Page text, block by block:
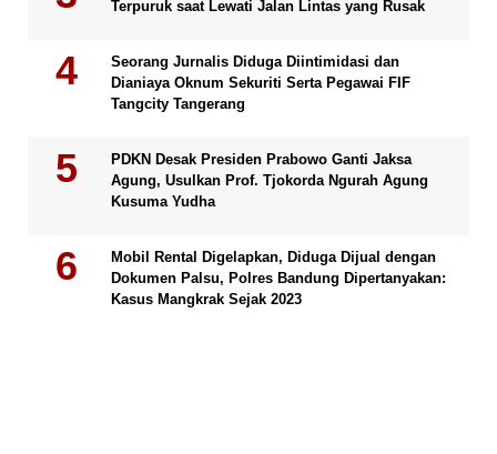
Terpuruk saat Lewati Jalan Lintas yang Rusak
Seorang Jurnalis Diduga Diintimidasi dan
Dianiaya Oknum Sekuriti Serta Pegawai FIF
Tangcity Tangerang
PDKN Desak Presiden Prabowo Ganti Jaksa
Agung, Usulkan Prof. Tjokorda Ngurah Agung
Kusuma Yudha
Mobil Rental Digelapkan, Diduga Dijual dengan
Dokumen Palsu, Polres Bandung Dipertanyakan:
Kasus Mangkrak Sejak 2023